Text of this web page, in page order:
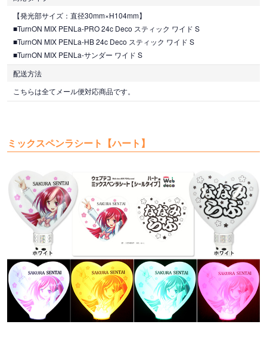
【発光部サイズ：直径30mm×H104mm】
■TurnON MIX PENLa-PRO 24c Deco スティック ワイド S
■TurnON MIX PENLa-HB 24c Deco スティック ワイド S
■TurnON MIX PENLa-サンダー ワイド S
配送方法
こちらは全てメール便対応商品です。
ミックスペンラシート【ハート】